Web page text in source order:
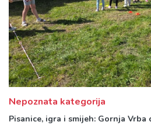
Nepoznata kategorija
Pisanice, igra i smijeh: Gornja